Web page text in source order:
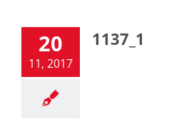
20
11, 2017
1137_1